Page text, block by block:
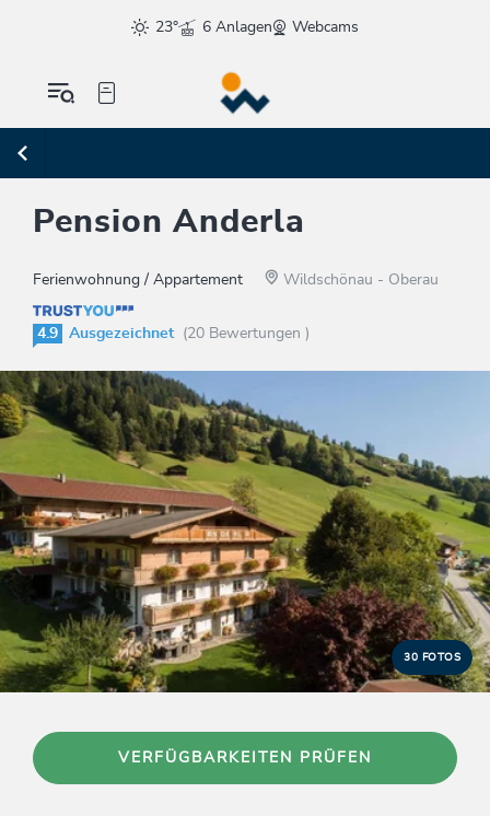
23° 6 Anlagen Webcams
Pension Anderla
Ferienwohnung / Appartement Wildschönau - Oberau
4.9 Ausgezeichnet (20 Bewertungen )
30 FOTOS
VERFÜGBARKEITEN PRÜFEN